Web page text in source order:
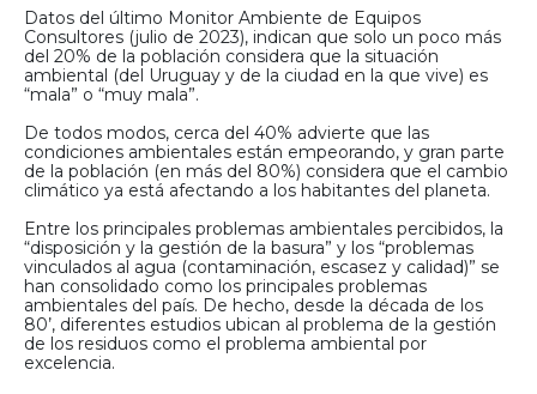
Datos del último Monitor Ambiente de Equipos
Consultores (julio de 2023), indican que solo un poco más
del 20% de la población considera que la situación
ambiental (del Uruguay y de la ciudad en la que vive) es
“mala” o “muy mala”.
De todos modos, cerca del 40% advierte que las
condiciones ambientales están empeorando, y gran parte
de la población (en más del 80%) considera que el cambio
climático ya está afectando a los habitantes del planeta.
Entre los principales problemas ambientales percibidos, la
“disposición y la gestión de la basura” y los “problemas
vinculados al agua (contaminación, escasez y calidad)” se
han consolidado como los principales problemas
ambientales del país. De hecho, desde la década de los
80’, diferentes estudios ubican al problema de la gestión
de los residuos como el problema ambiental por
excelencia.